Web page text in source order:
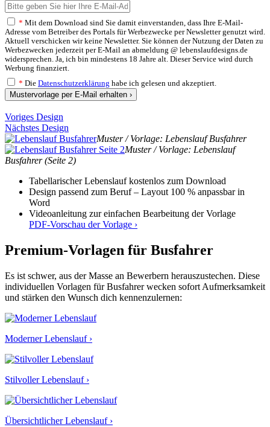
* Mit dem Download sind Sie damit einverstanden, dass Ihre E-Mail-
Adresse vom Betreiber des Portals für Werbezwecke per Newsletter genutzt wird.
Aktuell verschicken wir keine Newsletter. Sie können der Nutzung der Daten zu
Werbezwecken jederzeit per E-Mail an abmeldung @ lebenslaufdesigns.de
widersprechen. Ja, ich bin mindestens 18 Jahre alt. Dieser Service wird durch
Werbung finanziert.
* Die Datenschutzerklärung habe ich gelesen und akzeptiert.
Mustervorlage per E-Mail erhalten ›
Voriges Design
Nächstes Design
Muster / Vorlage: Lebenslauf Busfahrer
Muster / Vorlage: Lebenslauf
Busfahrer (Seite 2)
Tabellarischer Lebenslauf kostenlos zum Download
Design passend zum Beruf – Layout 100 % anpassbar in
Word
Videoanleitung zur einfachen Bearbeitung der Vorlage
PDF-Vorschau der Vorlage ›
Premium-Vorlagen für Busfahrer
Es ist schwer, aus der Masse an Bewerbern herauszustechen. Diese
individuellen Vorlagen für Busfahrer wecken sofort Aufmerksamkeit
und stärken den Wunsch dich kennenzulernen:
Moderner Lebenslauf ›
Stilvoller Lebenslauf ›
Übersichtlicher Lebenslauf ›